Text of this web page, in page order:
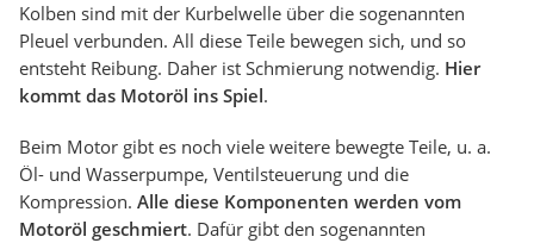
Kolben sind mit der Kurbelwelle über die sogenannten
Pleuel verbunden. All diese Teile bewegen sich, und so
entsteht Reibung. Daher ist Schmierung notwendig. Hier
kommt das Motoröl ins Spiel.
Beim Motor gibt es noch viele weitere bewegte Teile, u. a.
Öl- und Wasserpumpe, Ventilsteuerung und die
Kompression. Alle diese Komponenten werden vom
Motoröl geschmiert. Dafür gibt den sogenannten